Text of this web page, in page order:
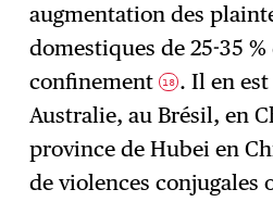
augmentation des
domestiques de 25-35
confinement18 . Il en
Australie, au Brésil, en
province de Hubei en
de violences conjugales